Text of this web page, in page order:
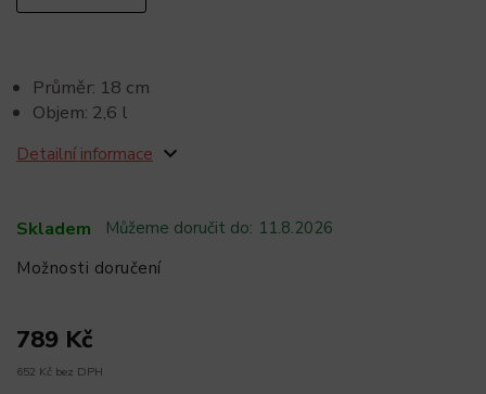
Skladem Můžeme doručit do: 11.8.2026
Možnosti doručení
789 Kč
652 Kč bez DPH
Průměr: 18 cm
Objem: 2,6 l
Detailní informace